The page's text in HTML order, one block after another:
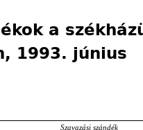
a
1993. június
Szavazási szándék